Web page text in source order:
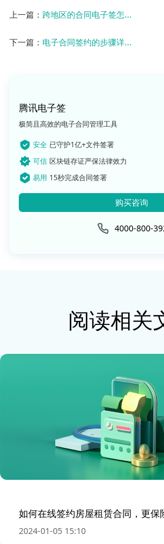
上一篇： 跨地区的合同电子签怎...
下一篇： 电子合同签约的步骤详...
腾讯电子签
极简且高效的电子合同管理工具
安全 已守护1亿+文件签署
可信 区块链存证严保法律效力
易用 15秒完成合同签署
购买咨询
4000-800-
阅读相关
如何在线签约房屋租赁合同，更保
2024-01-05 15:10